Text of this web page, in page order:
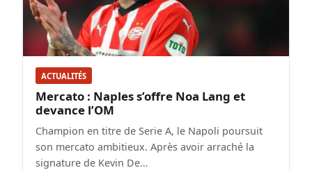
ACTUALITÉS
Mercato : Naples s’offre Noa Lang et
devance l’OM
Champion en titre de Serie A, le Napoli poursuit
son mercato ambitieux. Après avoir arraché la
signature de Kevin De…